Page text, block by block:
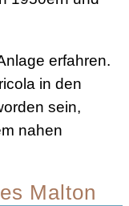
erfahren.
in den
sein,
nahen
Malton